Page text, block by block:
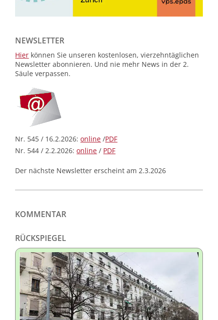
NEWSLETTER
Hier können Sie unseren kostenlosen, vierzehntäglichen
Newsletter abonnieren. Und nie mehr News in der 2.
Säule verpassen.
Nr. 545 / 16.2.2026:online /PDF
Nr. 544 / 2.2.2026:online / PDF
Der nächste Newsletter erscheint am 2.3.2026
KOMMENTAR
RÜCKSPIEGEL